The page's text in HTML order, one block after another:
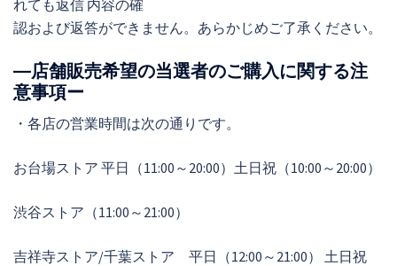
れても返信 内容の確
認および返答ができません。あらかじめご了承ください。
―店舗販売希望の当選者のご購入に関する注
意事項ー
・各店の営業時間は次の通りです。
お台場ストア 平日（11:00～20:00）土日祝（10:00～20:00）
渋谷ストア（11:00～21:00）
吉祥寺ストア/千葉ストア 平日（12:00～21:00） 土日祝